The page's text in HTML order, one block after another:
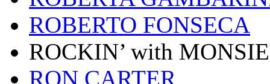
ROBERTO FONSECA
ROCKIN’ with
RON CARTER